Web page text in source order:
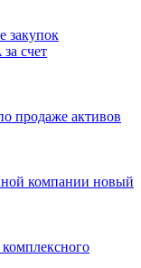
закупок
счет
продаже активов
компании новый